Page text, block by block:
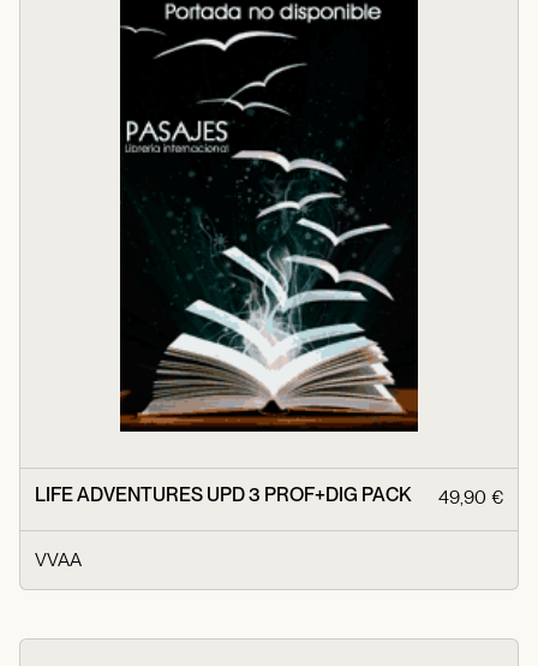
LIFE ADVENTURES UPD 3 PROF+DIG PACK 49,90 €
VVAA